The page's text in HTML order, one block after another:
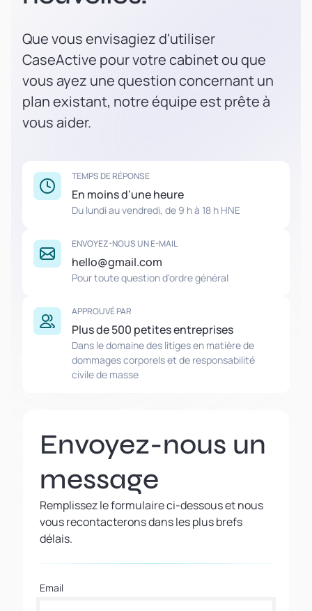
Que vous envisagiez d'utiliser
CaseActive pour votre cabinet ou que
vous ayez une question concernant un
plan existant, notre équipe est prête à
vous aider.
TEMPS DE RÉPONSE
En moins d'une heure
Du lundi au vendredi, de 9 h à 18 h HNE
ENVOYEZ-NOUS UN E-MAIL
hello@gmail.com
Pour toute question d'ordre général
APPROUVÉ PAR
Plus de 500 petites entreprises
Dans le domaine des litiges en matière de
dommages corporels et de responsabilité
civile de masse
Envoyez-nous un
message
Remplissez le formulaire ci-dessous et nous
vous recontacterons dans les plus brefs
délais.
Email